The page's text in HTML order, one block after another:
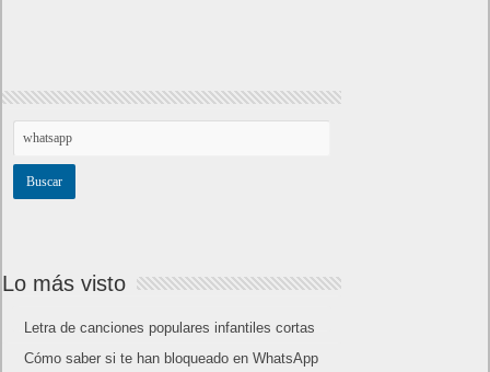
Lo más visto
Letra de canciones populares infantiles cortas
Cómo saber si te han bloqueado en WhatsApp